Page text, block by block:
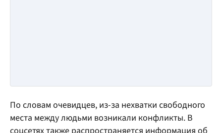
По словам очевидцев, из-за нехватки свободного
места между людьми возникали конфликты. В